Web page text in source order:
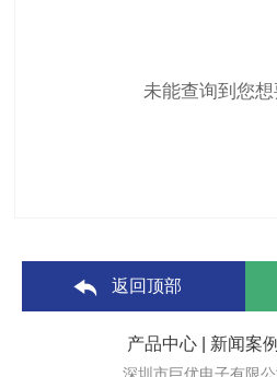
未能查询到您
返回顶部
产品中心 新闻案例
深圳市巨优电子有限公